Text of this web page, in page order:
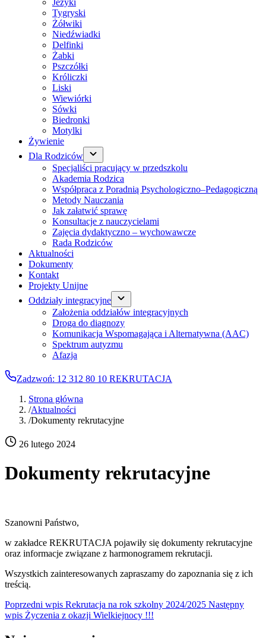
Jeżyki
Tygryski
Żółwiki
Niedźwiadki
Delfinki
Żabki
Pszczółki
Króliczki
Liski
Wiewiórki
Sówki
Biedronki
Motylki
Żywienie
Dla Rodziców
Specjaliści pracujący w przedszkolu
Akademia Rodzica
Współpraca z Poradnią Psychologiczno–Pedagogiczną
Metody Nauczania
Jak załatwić sprawę
Konsultacje z nauczycielami
Zajęcia dydaktyczno – wychowawcze
Rada Rodziców
Aktualności
Dokumenty
Kontakt
Projekty Unijne
Oddziały integracyjne
Założenia oddziałów integracyjnych
Droga do diagnozy
Komunikacja Wspomagająca i Alternatywna (AAC)
Spektrum autyzmu
Afazja
Zadzwoń: 12 312 80 10 REKRUTACJA
Strona główna
/Aktualności
/Dokumenty rekrutacyjne
26 lutego 2024
Dokumenty rekrutacyjne
Szanowni Państwo,
w zakładce REKRUTACJA pojawiły się dokumenty rekrutacyjne
oraz informacje związane z harmonogramem rekrutacji.
Wszystkich zainteresowanych zapraszamy do zapoznania się z ich
treścią.
Poprzedni wpis Rekrutacja na rok szkolny 2024/2025 Następny
wpis Życzenia z okazji Wielkiejnocy !!!